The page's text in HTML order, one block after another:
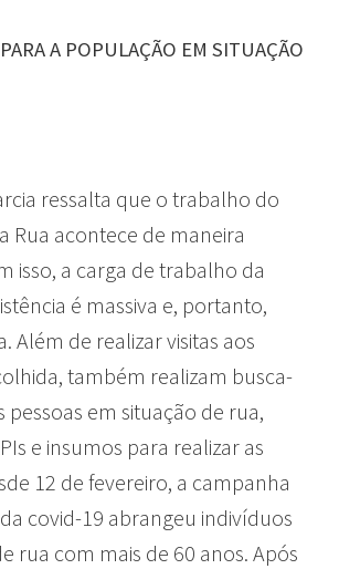
A POPULAÇÃO EM SITUAÇÃO
ressalta que o trabalho do
Rua acontece de maneira
isso, a carga de trabalho da
é massiva e, portanto,
Além de realizar visitas aos
também realizam busca-
pessoas em situação de rua,
e insumos para realizar as
12 de fevereiro, a campanha
covid-19 abrangeu indivíduos
rua com mais de 60 anos. Após